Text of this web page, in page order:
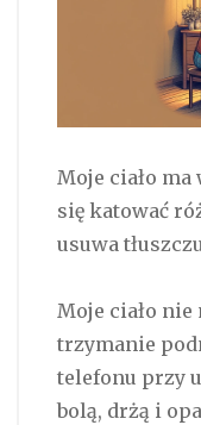
Moje ciało
się katować
usuwa
Moje ciało nie
trzymanie
telefonu przy
bolą, drżą i